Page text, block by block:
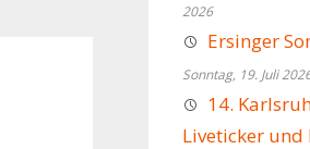
2026
Ersinger
Sonntag, 19. Juli
14.
Liveticker und